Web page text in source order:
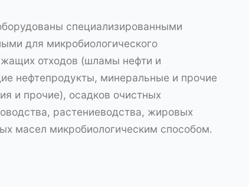
специализированными
для микробиологического
отходов (шламы нефти и
нефтепродукты, минеральные и прочие
и прочие), осадков очистных
растениеводства, жировых
масел микробиологическим способом.